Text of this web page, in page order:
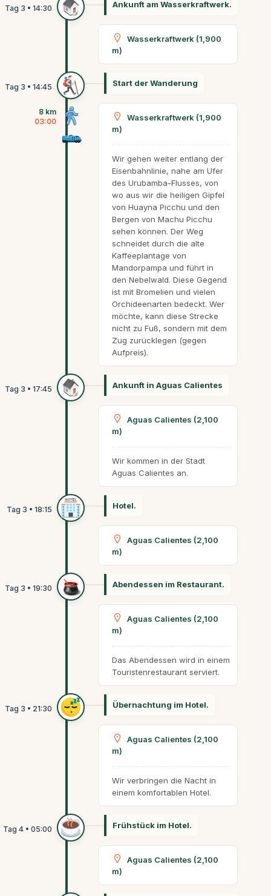
Ankunft am Wasserkraftwerk.
Wasserkraftwerk (1,900
m)
Start der Wanderung
8 km
03:00
Wasserkraftwerk (1,900
m)
Wir gehen weiter entlang der
Eisenbahnlinie, nahe am Ufer
des Urubamba-Flusses, von
wo aus wir die heiligen Gipfel
von Huayna Picchu und den
Bergen von Machu Picchu
sehen können. Der Weg
schneidet durch die alte
Kaffeeplantage von
Mandorpampa und führt in
den Nebelwald. Diese Gegend
ist mit Bromelien und vielen
Orchideenarten bedeckt. Wer
möchte, kann diese Strecke
nicht zu Fuß, sondern mit dem
Zug zurücklegen (gegen
Aufpreis).
Ankunft in Aguas Calientes
Aguas Calientes (2,100
m)
Wir kommen in der Stadt
Aguas Calientes an.
Hotel.
Aguas Calientes (2,100
m)
Abendessen im Restaurant.
Aguas Calientes (2,100
m)
Das Abendessen wird in einem
Touristenrestaurant serviert.
Übernachtung im Hotel.
Aguas Calientes (2,100
m)
Wir verbringen die Nacht in
einem komfortablen Hotel.
Frühstück im Hotel.
Aguas Calientes (2,100
m)